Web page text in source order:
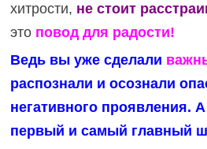
хитрости, не стоит
этоповод для радости!
Ведь вы уже сделали
распознали и осознали
негативного проявления.
первый и самый главный